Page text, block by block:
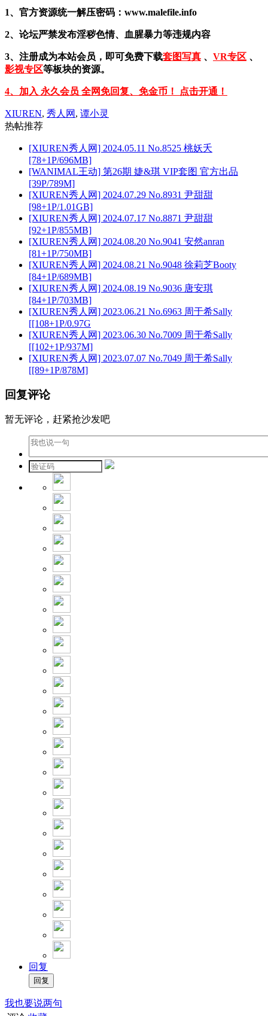
1、官方资源统一解压密码：www.malefile.info
2、论坛严禁发布淫秽色情、血腥暴力等违规内容
3、注册成为本站会员，即可免费下载套图写真 、 VR专区 、
影视专区等板块的资源。
4、加入 永久会员 全网免回复、免金币！ 点击开通！
XIUREN, 秀人网 , 谭小灵
热帖推荐
[XIUREN秀人网] 2024.05.11 No.8525 桃妖夭
[78+1P/696MB]
[WANIMAL王动] 第26期 婕&琪 VIP套图 官方出品
[39P/789M]
[XIUREN秀人网] 2024.07.29 No.8931 尹甜甜
[98+1P/1.01GB]
[XIUREN秀人网] 2024.07.17 No.8871 尹甜甜
[92+1P/855MB]
[XIUREN秀人网] 2024.08.20 No.9041 安然anran
[81+1P/750MB]
[XIUREN秀人网] 2024.08.21 No.9048 徐莉芝Booty
[84+1P/689MB]
[XIUREN秀人网] 2024.08.19 No.9036 唐安琪
[84+1P/703MB]
[XIUREN秀人网] 2023.06.21 No.6963 周于希Sally
[[108+1P/0.97G
[XIUREN秀人网] 2023.06.30 No.7009 周于希Sally
[[102+1P/937M]
[XIUREN秀人网] 2023.07.07 No.7049 周于希Sally
[[89+1P/878M]
回复评论
暂无评论，赶紧抢沙发吧
回复
我也要说两句